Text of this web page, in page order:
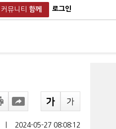
커뮤니티 함께 로그인
2024-05-27 08:08:12